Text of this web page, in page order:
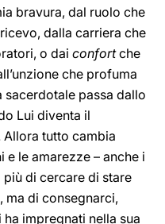
bravura, dal ruolo che
dalla carriera che
o dai confortche
che profuma
sacerdotale passa dallo
Lui diventa il
tutto cambia
le amarezze – anche i
di cercare di stare
ma di consegnarci,
impregnati nella sua